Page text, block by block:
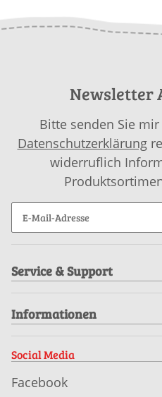
Newsletter
Bitte senden Sie
Datenschutzerklärung
widerruflich
Service & Support
Informationen
Social Media
Facebook